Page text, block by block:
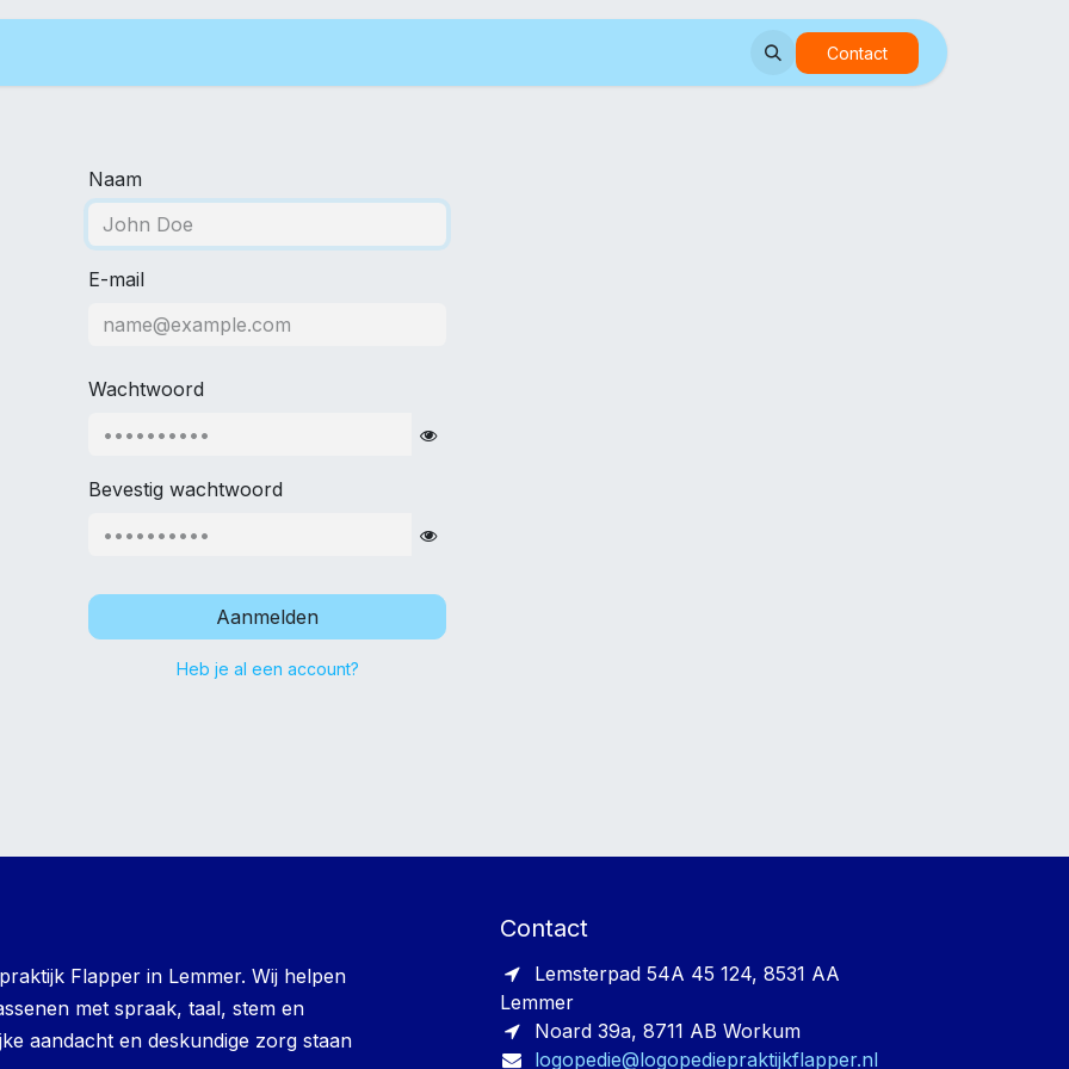
Contact
Naam
E-mail
Wachtwoord
Bevestig wachtwoord
Aanmelden
Heb je al een account?
Flapper in Lemmer. Wij helpen
met spraak, taal, stem en
aandacht en deskundige zorg staan
Contact
Lemsterpad 54A 45 124, 8531 AA
Lemmer
Noard 39a, 8711 AB Workum
logopedie@logopediepraktijkflapper.nl